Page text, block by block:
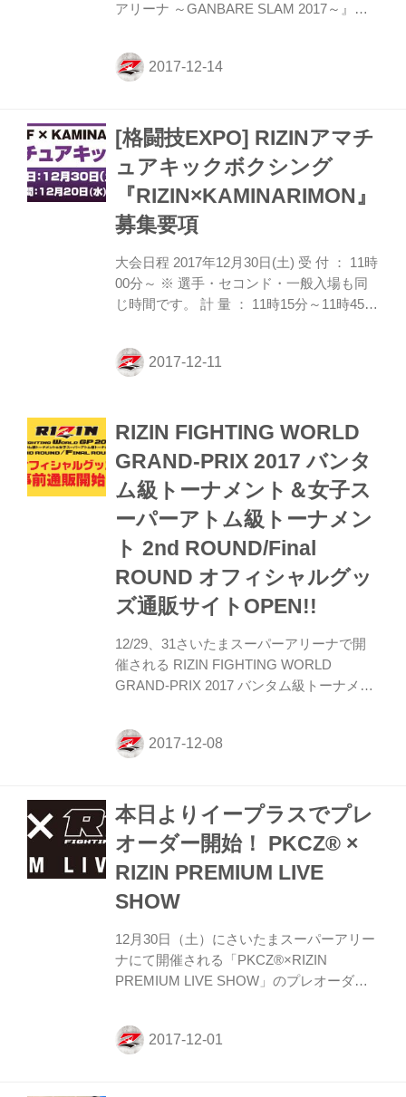
アリーナ ～GANBARE SLAM 2017～』の
違いなしのこの大会に、ぜひ足を運んでほ
しい。 なお概要や対戦カードは以下の通
SLAM 2017～ 実施日：12月31日(日)
12:00〜 ※開始時間は前後することがござ
います。 会場：さいたまスーパーアリーナ
コミュニティアリーナ 格闘技EXPO会場内
特設リング 対戦カード 【戦慄のアームロ
ッカー、ガンプロに初参戦！...
[格闘技EXPO] RIZINアマチ
ュアキックボクシング
『RIZIN×KAMINARIMON』
募集要項
大会日程 2017年12月30日(土) 受 付 ： 11時
00分～ ※ 選手・セコンド・一般入場も同
じ時間です。 計 量 ： 11時15分～11時45分
出欠確認の為に重量級の選手も計量を行っ
てください。 試合開始：12時30分ごろを予
2017 会場内 募集クラス KAMINARIMONジ
ュニアトーナメント ジュニアトーナメント
／2分1ラウンド（決勝戦は1分30秒2ラウン
ド） （男女）-35㎏、-40kg、-45㎏ ≫ジュ
ニアAクラスと同じルールで行います。
RIZIN FIGHTING WORLD
GRAND-PRIX 2017 バンタ
ム級トーナメント＆女子ス
ーパーアトム級トーナメン
ト 2nd ROUND/Final
ROUND オフィシャルグッ
ズ通販サイトOPEN!!
12/29、31さいたまスーパーアリーナで開
催される RIZIN FIGHTING WORLD
GRAND-PRIX 2017 バンタム級トーナメン
2nd ROUND/Final ROUND のオフィシャル
グッズの通信販売がスタートしました。 前
も可能です。 今回は沢山の新作グッズにも
ご注目！ 試合の見所満載、 読み応え十分
の新作パンフレットはもちろん、 定番のＴ
シャツは決勝大会にふさわしい迫力のある
２柄をご用意！ 神童・那須川 天心選手と
本日よりイープラスでプレ
オーダー開始！ PKCZ® ×
RIZIN PREMIUM LIVE
SHOW
12月30日（土）にさいたまスーパーアリー
ナにて開催される「PKCZ®×RIZIN
PREMIUM LIVE SHOW」のプレオーダー
ントは2017年12月29日(金) ・31日(日) さい
たまスーパーアリーナにて開催する